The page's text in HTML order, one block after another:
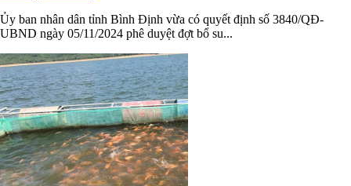
Ủy ban nhân dân tỉnh Bình Định vừa có quyết định số 3840/QĐ-
UBND ngày 05/11/2024 phê duyệt đợt bổ su...